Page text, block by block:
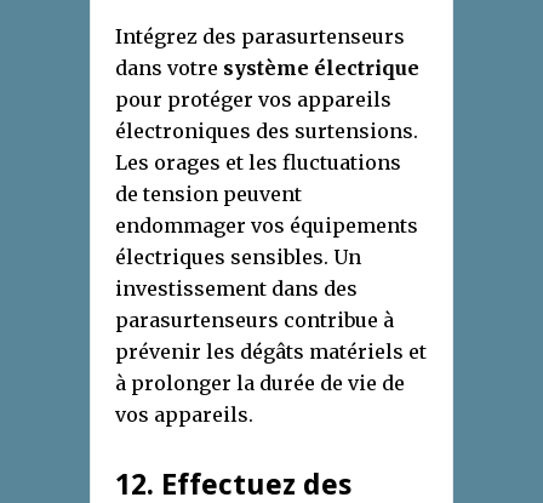
Intégrez des parasurtenseurs
dans votre système électrique
pour protéger vos appareils
électroniques des surtensions.
Les orages et les fluctuations
de tension peuvent
endommager vos équipements
électriques sensibles. Un
investissement dans des
parasurtenseurs contribue à
prévenir les dégâts matériels et
à prolonger la durée de vie de
vos appareils.
12. Effectuez des